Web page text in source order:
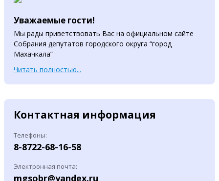
Уважаемые гости!
Мы рады приветствовать Вас на официальном сайте
Собрания депутатов городского округа “город
Махачкала”
Читать полностью...
Контактная информация
Телефоны:
8-8722-68-16-58
Электронная почта:
mgsobr@yandex.ru